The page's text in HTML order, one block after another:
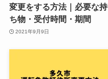
変更をする方法｜必要な持
ち物・受付時間・期間
2021年9月9日